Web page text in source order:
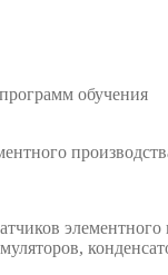
обучения